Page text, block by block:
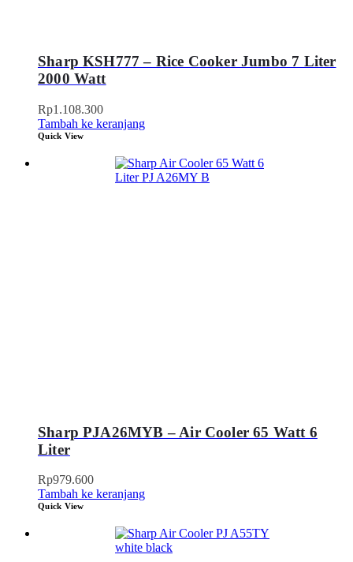
Sharp KSH777 – Rice Cooker Jumbo 7 Liter
2000 Watt
Rp1.108.300
Tambah ke keranjang
Quick View
Sharp PJA26MYB – Air Cooler 65 Watt 6
Liter
Rp979.600
Tambah ke keranjang
Quick View